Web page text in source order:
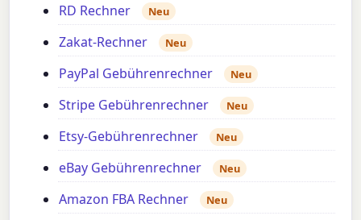
RD Rechner Neu
Zakat-Rechner Neu
PayPal Gebührenrechner Neu
Stripe Gebührenrechner Neu
Etsy-Gebührenrechner Neu
eBay Gebührenrechner Neu
Amazon FBA Rechner Neu